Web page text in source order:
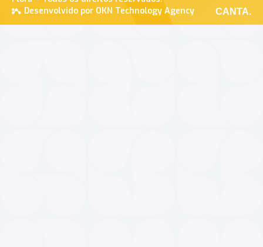
Desenvolvido por OKN Technology Agency
CANTA.